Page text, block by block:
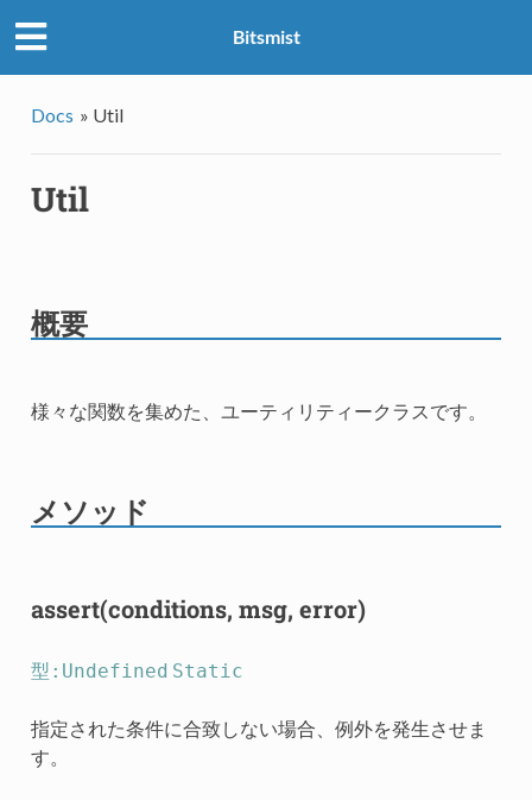
Bitsmist
Docs » Util
Util
概要
様々な関数を集めた、ユーティリティークラスです。
メソッド
assert(conditions, msg, error)
型:Undefined Static
指定された条件に合致しない場合、例外を発生させま
す。